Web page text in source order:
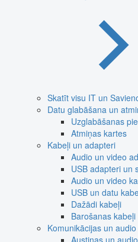
Skatīt visu IT un
Datu glabāšana un
Uzglabāšanas
Atmiņas kartes
Kabeļi un adapteri
Audio un video
USB adapteri un
Audio un video
USB un datu
Dažādi kabeļi
Barošanas kabeļi
Komunikācijas un audio